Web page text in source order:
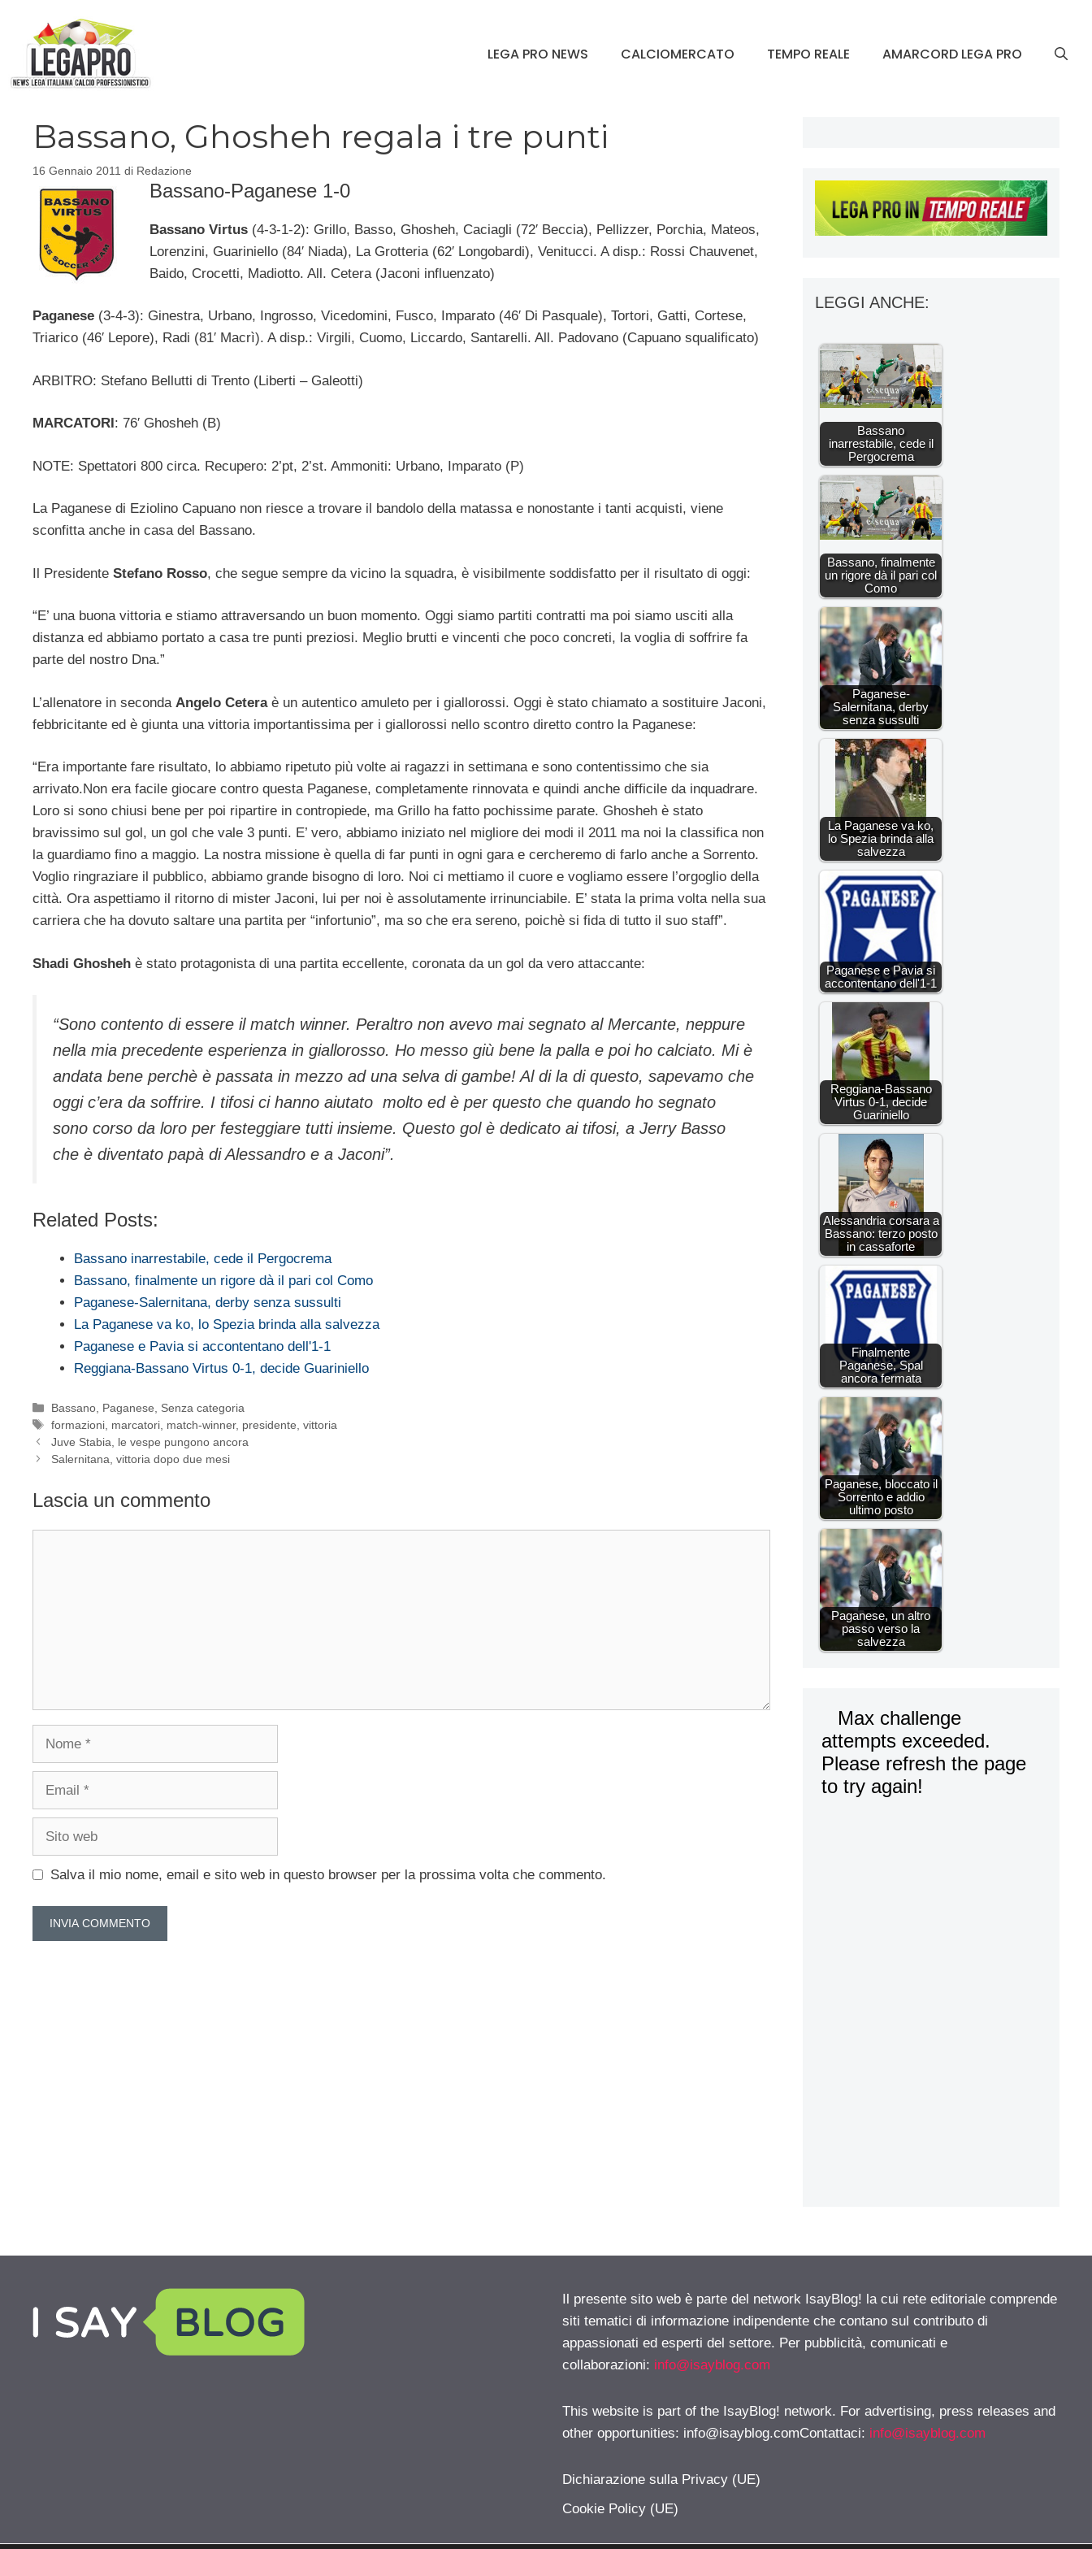
contenuto
LEGA PRO NEWS CALCIOMERCATO TEMPO REALE AMARCORD LEGA PRO
Bassano, Ghosheh regala i tre punti
16 Gennaio 2011 di Redazione
Bassano-Paganese 1-0
Bassano Virtus (4-3-1-2): Grillo, Basso, Ghosheh, Caciagli (72′ Beccia), Pellizzer, Porchia, Mateos,
Lorenzini, Guariniello (84′ Niada), La Grotteria (62′ Longobardi), Venitucci. A disp.: Rossi Chauvenet,
Baido, Crocetti, Madiotto. All. Cetera (Jaconi influenzato)
Paganese (3-4-3): Ginestra, Urbano, Ingrosso, Vicedomini, Fusco, Imparato (46′ Di Pasquale), Tortori, Gatti, Cortese,
Triarico (46′ Lepore), Radi (81′ Macrì). A disp.: Virgili, Cuomo, Liccardo, Santarelli. All. Padovano (Capuano squalificato)
ARBITRO: Stefano Bellutti di Trento (Liberti – Galeotti)
MARCATORI: 76′ Ghosheh (B)
NOTE: Spettatori 800 circa. Recupero: 2’pt, 2’st. Ammoniti: Urbano, Imparato (P)
La Paganese di Eziolino Capuano non riesce a trovare il bandolo della matassa e nonostante i tanti acquisti, viene
sconfitta anche in casa del Bassano.
Il Presidente Stefano Rosso, che segue sempre da vicino la squadra, è visibilmente soddisfatto per il risultato di oggi:
“E’ una buona vittoria e stiamo attraversando un buon momento. Oggi siamo partiti contratti ma poi siamo usciti alla
distanza ed abbiamo portato a casa tre punti preziosi. Meglio brutti e vincenti che poco concreti, la voglia di soffrire fa
parte del nostro Dna.”
L’allenatore in seconda Angelo Ceteraè un autentico amuleto per i giallorossi. Oggi è stato chiamato a sostituire Jaconi,
febbricitante ed è giunta una vittoria importantissima per i giallorossi nello scontro diretto contro la Paganese:
“Era importante fare risultato, lo abbiamo ripetuto più volte ai ragazzi in settimana e sono contentissimo che sia
arrivato.Non era facile giocare contro questa Paganese, completamente rinnovata e quindi anche difficile da inquadrare.
Loro si sono chiusi bene per poi ripartire in contropiede, ma Grillo ha fatto pochissime parate. Ghosheh è stato
bravissimo sul gol, un gol che vale 3 punti. E’ vero, abbiamo iniziato nel migliore dei modi il 2011 ma noi la classifica non
la guardiamo fino a maggio. La nostra missione è quella di far punti in ogni gara e cercheremo di farlo anche a Sorrento.
Voglio ringraziare il pubblico, abbiamo grande bisogno di loro. Noi ci mettiamo il cuore e vogliamo essere l’orgoglio della
città. Ora aspettiamo il ritorno di mister Jaconi, lui per noi è assolutamente irrinunciabile. E’ stata la prima volta nella sua
carriera che ha dovuto saltare una partita per “infortunio”, ma so che era sereno, poichè si fida di tutto il suo staff”.
Shadi Ghosheh è stato protagonista di una partita eccellente, coronata da un gol da vero attaccante:
“Sono contento di essere il match winner. Peraltro non avevo mai segnato al Mercante, neppure
nella mia precedente esperienza in giallorosso. Ho messo giù bene la palla e poi ho calciato. Mi è
andata bene perchè è passata in mezzo ad una selva di gambe! Al di la di questo, sapevamo che
oggi c’era da soffrire. I tifosi ci hanno aiutato molto ed è per questo che quando ho segnato
sono corso da loro per festeggiare tutti insieme. Questo gol è dedicato ai tifosi, a Jerry Basso
che è diventato papà di Alessandro e a Jaconi”.
Related Posts:
Bassano inarrestabile, cede il Pergocrema
Bassano, finalmente un rigore dà il pari col Como
Paganese-Salernitana, derby senza sussulti
La Paganese va ko, lo Spezia brinda alla salvezza
Paganese e Pavia si accontentano dell'1-1
Reggiana-Bassano Virtus 0-1, decide Guariniello
Categorie
Bassano Paganese
Senza categoria
Tag
formazioni marcatori match-winner, presidente ,vittoria
Juve Stabia, le vespe pungono ancora
Salernitana, vittoria dopo due mesi
Lascia un commento
Salva il mio nome, email e sito web in questo browser per la prossima volta che commento.
LEGGI ANCHE:
Bassano
inarrestabile, cede il
Pergocrema
Bassano, finalmente
un rigore dà il pari col
Como
Paganese-
Salernitana, derby
senza sussulti
La Paganese va ko,
lo Spezia brinda alla
salvezza
Paganese e Pavia si
accontentano dell'1-1
Reggiana-Bassano
Virtus 0-1, decide
Guariniello
Alessandria corsara a
Bassano: terzo posto
in cassaforte
Finalmente
Paganese, Spal
ancora fermata
Paganese, bloccato il
Sorrento e addio
ultimo posto
Paganese, un altro
passo verso la
salvezza
Il presente sito web è parte del network IsayBlog! la cui rete editoriale comprende
siti tematici di informazione indipendente che contano sul contributo di
appassionati ed esperti del settore. Per pubblicità, comunicati e
collaborazioni: info@isayblog.com
This website is part of the IsayBlog! network. For advertising, press releases and
other opportunities: info@isayblog.comContattaci: info@isayblog.com
Dichiarazione sulla Privacy (UE)
Cookie Policy (UE)